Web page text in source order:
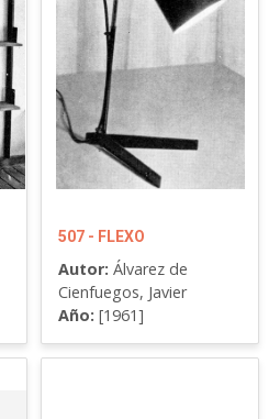
507 - FLEXO
Autor: Álvarez de
Cienfuegos, Javier
Año: [1961]